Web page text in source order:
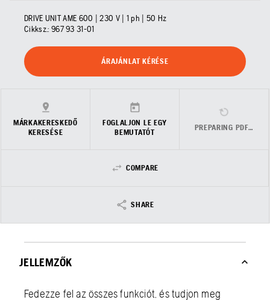
DRIVE UNIT AME 600 | 230 V | 1 ph | 50 Hz
Cikksz.: 967 93 31‑01
ÁRAJÁNLAT KÉRÉSE
MÁRKAKERESKEDŐ
KERESÉSE
FOGLALJON LE EGY
BEMUTATÓT
PREPARING PDF…
COMPARE
SHARE
JELLEMZŐK
Fedezze fel az összes funkciót, és tudjon meg